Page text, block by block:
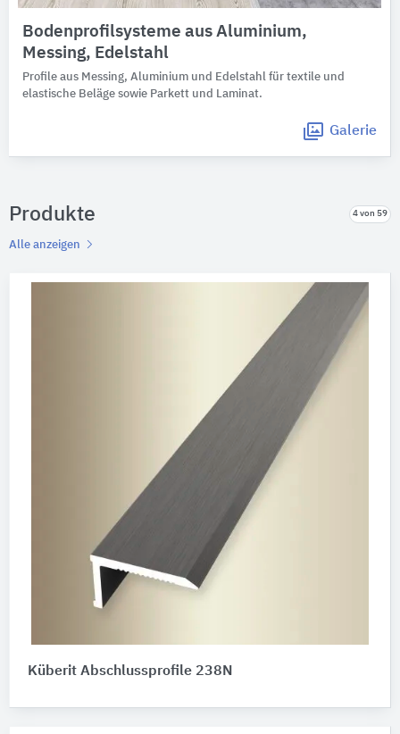
Bodenprofilsysteme aus Aluminium,
Messing, Edelstahl
Profile aus Messing, Aluminium und Edelstahl für textile und
elastische Beläge sowie Parkett und Laminat.
Galerie
Produkte 4 von 59
Alle anzeigen
Küberit Abschlussprofile 238N